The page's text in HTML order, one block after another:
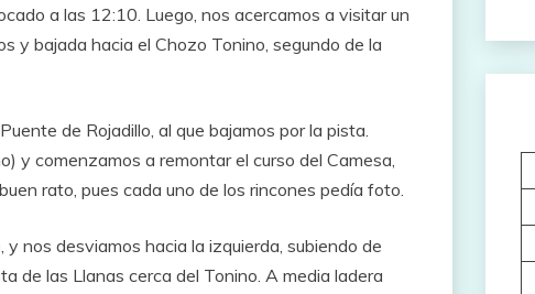
a las 12:10. Luego, nos acercamos a visitar un
y bajada hacia el Chozo Tonino, segundo de la
de Rojadillo, al que bajamos por la pista.
y comenzamos a remontar el curso del Camesa,
rato, pues cada uno de los rincones pedía foto.
nos desviamos hacia la izquierda, subiendo de
de las Llanas cerca del Tonino. A media ladera